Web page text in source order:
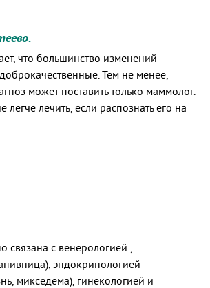
что большинство изменений
Тем не менее,
может поставить только маммолог.
лечить, если распознать его на
связана с венерологией ,
эндокринологией
микседема), гинекологией и